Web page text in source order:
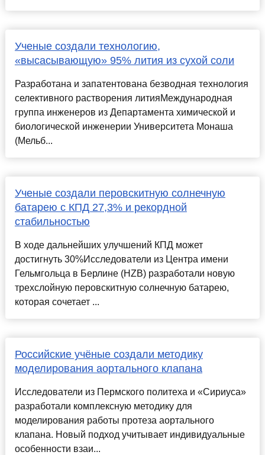
Ученые создали технологию,
«высасывающую» 95% лития из сухой соли
Разработана и запатентована безводная технология
селективного растворения литияМеждународная
группа инженеров из Департамента химической и
биологической инженерии Университета Монаша
(Мельб...
Ученые создали перовскитную солнечную
батарею с КПД 27,3% и рекордной
стабильностью
В ходе дальнейших улучшений КПД может
достигнуть 30%Исследователи из Центра имени
Гельмгольца в Берлине (HZB) разработали новую
трехслойную перовскитную солнечную батарею,
которая сочетает ...
Российские учёные создали методику
моделирования аортального клапана
Исследователи из Пермского политеха и «Сириуса»
разработали комплексную методику для
моделирования работы протеза аортального
клапана. Новый подход учитывает индивидуальные
особенности взаи...